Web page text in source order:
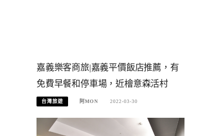
嘉義樂客商旅|嘉義平價飯店推薦，有
免費早餐和停車場，近檜意森活村
台灣旅遊 阿MON 2022-03-30